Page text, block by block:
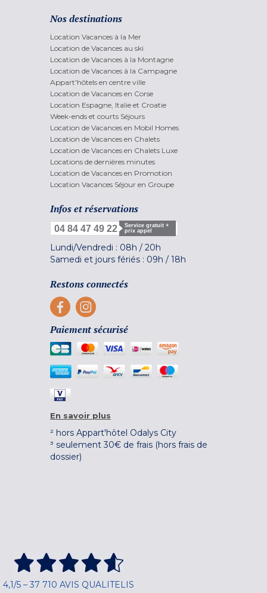
Nos destinations
Location Vacances à la Mer
Location de Vacances au ski
Location de Vacances à la Montagne
Location de Vacances à la Campagne
Appart'hôtels en centre ville
Location de Vacances en Corse
Location Espagne, Italie et Croatie
Week-ends et courts Séjours
Location de Vacances en Mobil Homes
Location de Vacances en Chalets
Location de Vacances en Chalets Luxe
Locations de dernières minutes
Location de Vacances en Promotion
Location Vacances Séjour en Groupe
Infos et réservations
04 84 47 49 22
Service gratuit +
prix appel
Lundi/Vendredi : 08h / 20h
Samedi et jours fériés : 09h / 18h
Restons connectés
Paiement sécurisé
En savoir plus
² hors Appart'hôtel Odalys City
³ seulement 30€ de frais (hors frais de
dossier)
4,1/5 – 37 710 AVIS QUALITELIS